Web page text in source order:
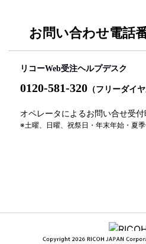
お問い合わせ電話
リコーWeb受注ヘルプデスク
0120-581-320 （フリーダイヤ
オペレータによるお問い合せ受
※土曜、日曜、祝祭日・年末年始・夏季